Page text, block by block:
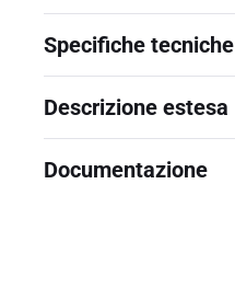
Specifiche tecniche
Descrizione estesa
Documentazione